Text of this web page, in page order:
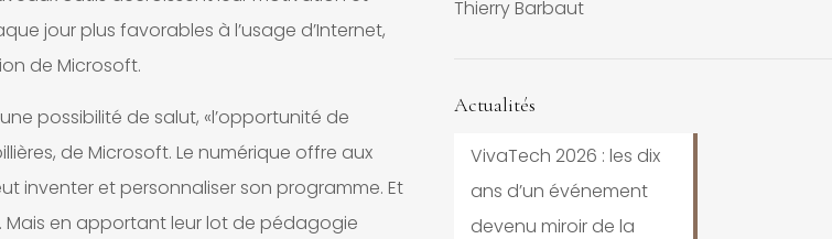
jour plus favorables à l’usage d’Internet,
de Microsoft.
possibilité de salut, «l’opportunité de
de Microsoft. Le numérique offre aux
inventer et personnaliser son programme. Et
Mais en apportant leur lot de pédagogie
Thierry Barbaut
Actualités
VivaTech 2026 : les dix
ans d’un événement
devenu miroir de la